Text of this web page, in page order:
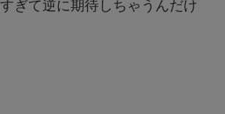
ぎて逆に期待しちゃうんだけ